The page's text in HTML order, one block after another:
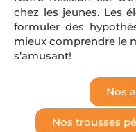
chez les jeunes. Les
formuler des
mieux comprendre le
s’amusant!
Nos
Nos trousses